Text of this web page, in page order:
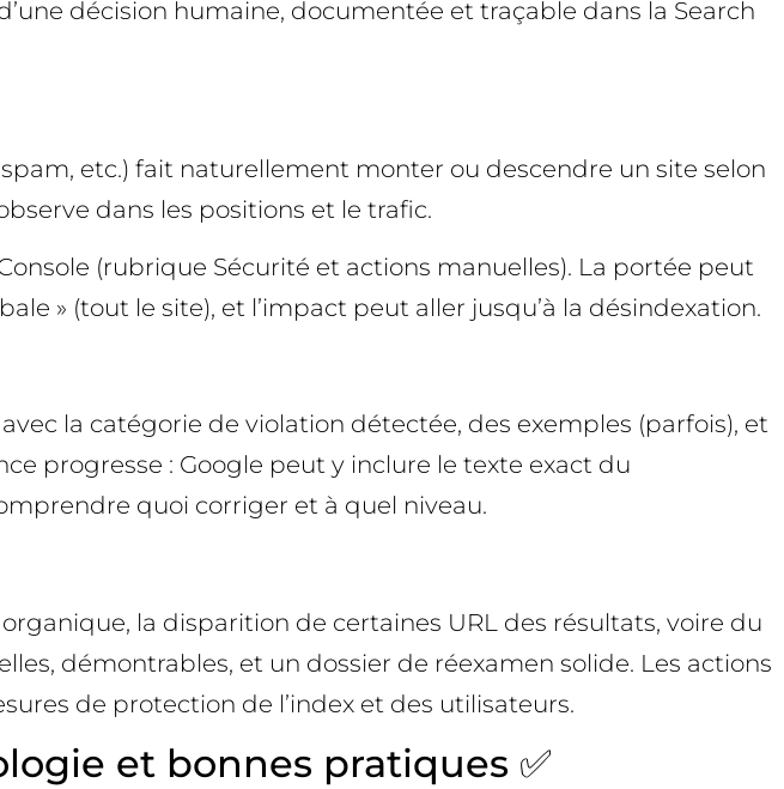
décision humaine, documentée et traçable dans la Search
etc.) fait naturellement monter ou descendre un site selon
dans les positions et le trafic.
(rubrique Sécurité et actions manuelles). La portée peut
» (tout le site), et l’impact peut aller jusqu’à la désindexation.
la catégorie de violation détectée, des exemples (parfois), et
progresse : Google peut y inclure le texte exact du
quoi corriger et à quel niveau.
la disparition de certaines URL des résultats, voire du
démontrables, et un dossier de réexamen solide. Les actions
de protection de l’index et des utilisateurs.
et bonnes pratiques ✅